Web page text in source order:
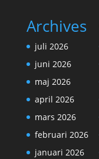
Archives
juli 2026
juni 2026
maj 2026
april 2026
mars 2026
februari 2026
januari 2026